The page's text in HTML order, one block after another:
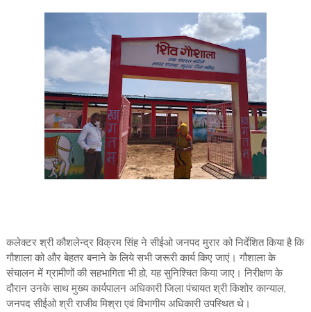
कलेक्टर श्री कौशलेन्द्र विक्रम सिंह ने सीईओ जनपद मुरार को निर्देशित किया है कि
गौशाला को और बेहतर बनाने के लिये सभी जरूरी कार्य किए जाएं। गौशाला के
संचालन में ग्रामीणों की सहभागिता भी हो, यह सुनिश्चित किया जाए। निरीक्षण के
दौरान उनके साथ मुख्य कार्यपालन अधिकारी जिला पंचायत श्री किशोर कान्याल,
जनपद सीईओ श्री राजीव मिश्रा एवं विभागीय अधिकारी उपस्थित थे।